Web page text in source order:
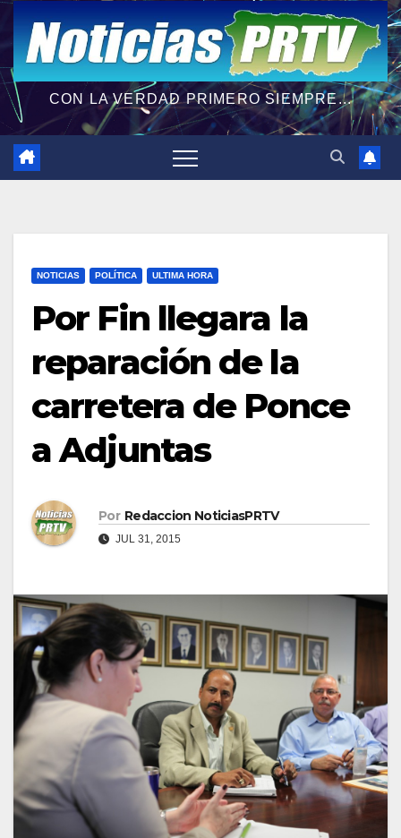
CON LA VERDAD PRIMERO SIEMPRE...
NOTICIAS POLÍTICA ULTIMA HORA
Por Fin llegara la
reparación de la
carretera de Ponce
a Adjuntas
Por Redaccion NoticiasPRTV
JUL 31, 2015